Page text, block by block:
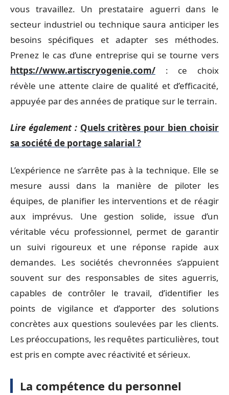
vous travaillez. Un prestataire aguerri dans le
secteur industriel ou technique saura anticiper les
besoins spécifiques et adapter ses méthodes.
Prenez le cas d’une entreprise qui se tourne vers
https://www.artiscryogenie.com/ : ce choix
révèle une attente claire de qualité et d’efficacité,
appuyée par des années de pratique sur le terrain.
Lire également : Quels critères pour bien choisir
sa société de portage salarial ?
L’expérience ne s’arrête pas à la technique. Elle se
mesure aussi dans la manière de piloter les
équipes, de planifier les interventions et de réagir
aux imprévus. Une gestion solide, issue d’un
véritable vécu professionnel, permet de garantir
un suivi rigoureux et une réponse rapide aux
demandes. Les sociétés chevronnées s’appuient
souvent sur des responsables de sites aguerris,
capables de contrôler le travail, d’identifier les
points de vigilance et d’apporter des solutions
concrètes aux questions soulevées par les clients.
Les préoccupations, les requêtes particulières, tout
est pris en compte avec réactivité et sérieux.
La compétence du personnel